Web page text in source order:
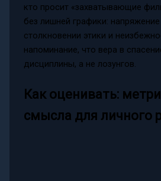
кто просит «захватывающие
без лишней графики:
столкновении этики и
напоминание, что вера в
дисциплины, а не лозунгов.
Как оценивать:
смысла для личного